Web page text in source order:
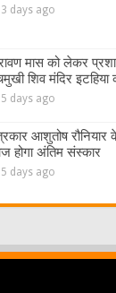
3 days ago
मास को लेकर
शिव मंदिर इटहिया
5 days ago
आशुतोष रौनियार
होगा अंतिम संस्कार
5 days ago